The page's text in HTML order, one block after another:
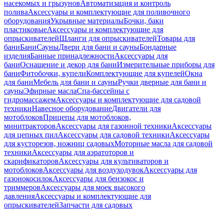
насекомых и грызуновАвтоматизация и контроль
поливаАксессуары и комплектующие для поливочного
оборудованияУкрывные материалыБочки, баки
пластиковыеАксессуары и комплектующие для
опрыскивателейШланги для опрыскивателейТовары для
баниБаниСауныДвери для бани и сауныБондарные
изделияБанные принадлежностиАксессуары для
баниОснащение и декор для баниИзмерительные приборы для
баниФитобочки, купелиКомплектующие для купелейОкна
для баниМебель для бани и сауныРучки дверные для бани и
сауныЭфирные маслаСпа-бассейны с
гидромассажемАксессуары и комплектующие для садовой
техникиНавесное оборудованиеДвигатели для
мотоблоковПрицепы для мотоблоков,
минитракторовАксессуары для газонной техникиАксессуары
для цепных пилАксессуары для садовой техникиАксессуары
для кусторезов, ножниц садовыхМоторные масла для садовой
техникиАксессуары для аэратоторов и
скарификаторовАксессуары для культиваторов и
мотоблоковАксессуары для воздуходувокАксессуары для
газонокосилокАксессуары для бензокос и
триммеровАксессуары для моек высокого
давленияАксессуары и комплектующие для
опрыскивателейЗапчасти для садовых